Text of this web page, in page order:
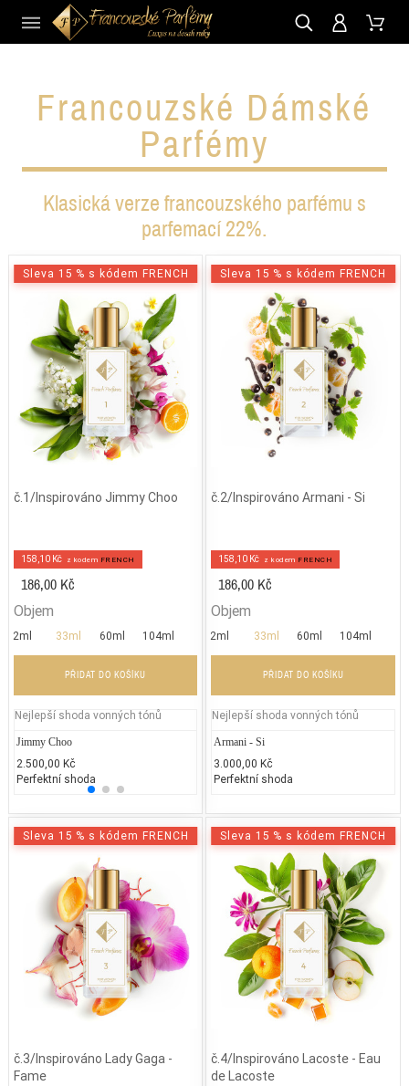
Francouzské Dámské
Parfémy
Klasická verze francouzského parfému s
parfemací 22%.
Sleva 15 % s kódem FRENCH
č.1/Inspirováno Jimmy Choo
158,10 Kč z kodem FRENCH
186,00 Kč
Objem
2ml 33ml 60ml 104ml
PŘIDAT DO KOŠÍKU
Nejlepší shoda vonných tónů
Jimmy Choo
2.500,00 Kč
Perfektní shoda
Jean Paul Gaultier - Classique
2.300,00 Kč
Více než 50 % shoda
Sleva 15 % s kódem FRENCH
č.2/Inspirováno Armani - Si
158,10 Kč z kodem FRENCH
186,00 Kč
Objem
2ml 33ml 60ml 104ml
PŘIDAT DO KOŠÍKU
Nejlepší shoda vonných tónů
Armani - Si
3.000,00 Kč
Perfektní shoda
Sleva 15 % s kódem FRENCH
č.3/Inspirováno Lady Gaga -
Fame
Sleva 15 % s kódem FRENCH
č.4/Inspirováno Lacoste - Eau
de Lacoste
CZ